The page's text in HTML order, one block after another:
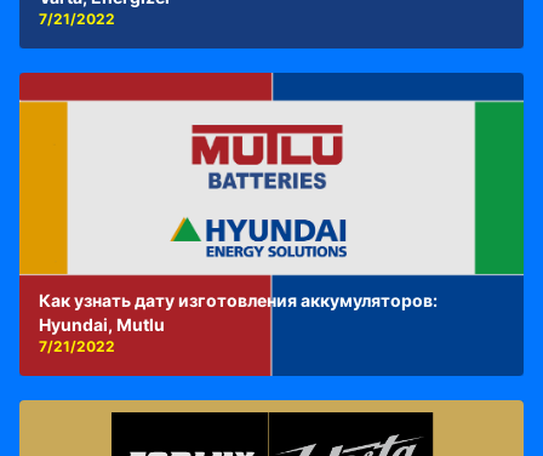
7/21/2022
Как узнать дату изготовления аккумуляторов:
Hyundai, Mutlu
7/21/2022